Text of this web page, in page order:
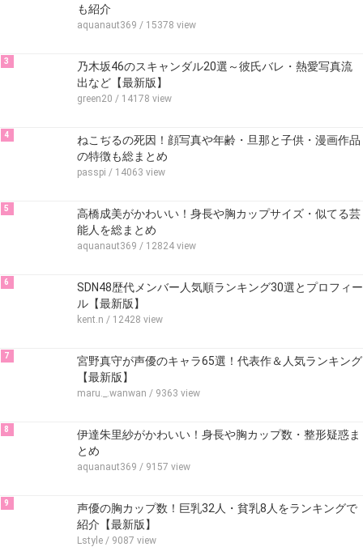
も紹介
aquanaut369 / 15378 view
3
乃木坂46のスキャンダル20選～彼氏バレ・熱愛写真流
出など【最新版】
green20 / 14178 view
4
ねこぢるの死因！顔写真や年齢・旦那と子供・漫画作品
の特徴も総まとめ
passpi / 14063 view
5
高橋成美がかわいい！身長や胸カップサイズ・似てる芸
能人を総まとめ
aquanaut369 / 12824 view
6
SDN48歴代メンバー人気順ランキング30選とプロフィー
ル【最新版】
kent.n / 12428 view
7
宮野真守が声優のキャラ65選！代表作＆人気ランキング
【最新版】
maru._.wanwan / 9363 view
8
伊達朱里紗がかわいい！身長や胸カップ数・整形疑惑ま
とめ
aquanaut369 / 9157 view
9
声優の胸カップ数！巨乳32人・貧乳8人をランキングで
紹介【最新版】
Lstyle / 9087 view